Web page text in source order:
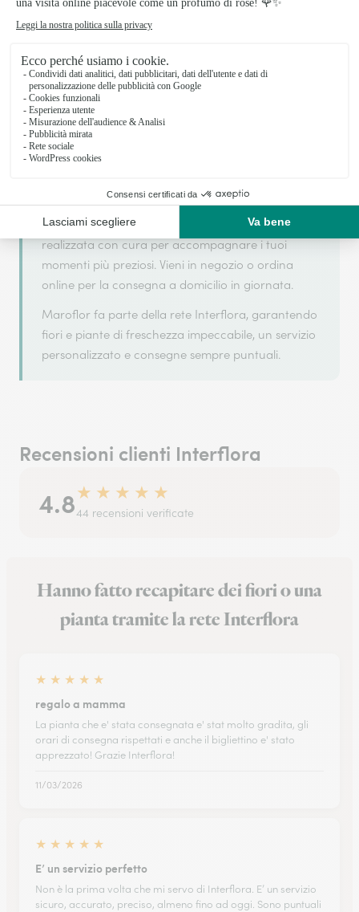
Maroflor si basa sulla sua partnership con
Interflora, rete di trasmissione floreale di
riferimento, per garantirti un servizio di qualità.
Bulgheria. Con attenzione alla freschezza e alla
creatività, ogni composizione floreale viene
realizzata con cura per accompagnare i tuoi
momenti più preziosi. Vieni in negozio o ordina
online per la consegna a domicilio in giornata.
Maroflor fa parte della rete Interflora, garantendo
fiori e piante di freschezza impeccabile, un servizio
personalizzato e consegne sempre puntuali.
Recensioni clienti Interflora
4.8★ ★ ★ ★ ★
44 recensioni verificate
Hanno fatto recapitare dei fiori o una
pianta tramite la rete Interflora
★ ★ ★ ★ ★
regalo a mamma
La pianta che e' stata consegnata e' stat molto gradita, gli
orari di consegna rispettati e anche il bigliettino e' stato
apprezzato! Grazie Interflora!
11/03/2026
★ ★ ★ ★ ★
E’ un servizio perfetto
Non è la prima volta che mi servo di Interflora. E’ un servizio
sicuro, accurato, preciso, almeno fino ad oggi. Sono puntuali